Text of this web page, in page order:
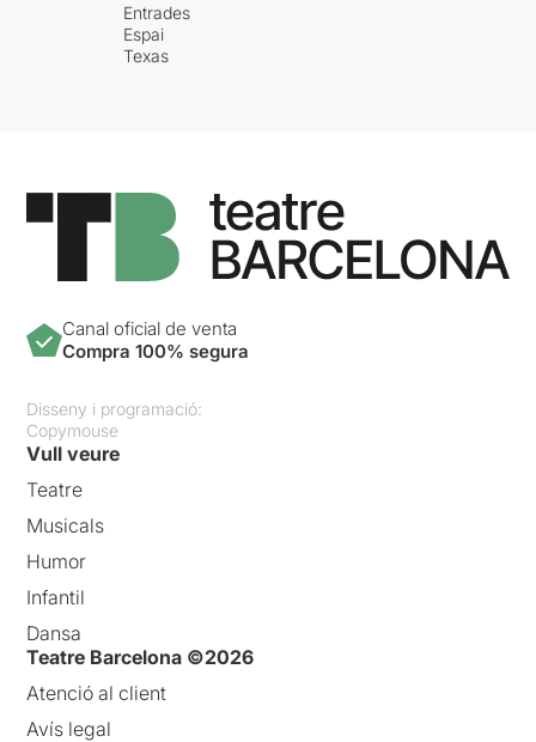
Entrades
Espai
Texas
Canal oficial de venta
Compra 100% segura
Disseny i programació:
Copymouse
Vull veure
Teatre
Musicals
Humor
Infantil
Dansa
Teatre Barcelona ©2026
Atenció al client
Avís legal